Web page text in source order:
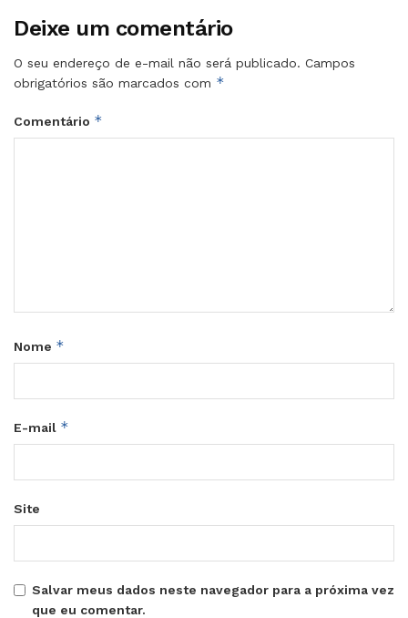
Deixe um comentário
O seu endereço de e-mail não será publicado. Campos
obrigatórios são marcados com *
Comentário *
Nome *
E-mail *
Site
Salvar meus dados neste navegador para a próxima vez
que eu comentar.